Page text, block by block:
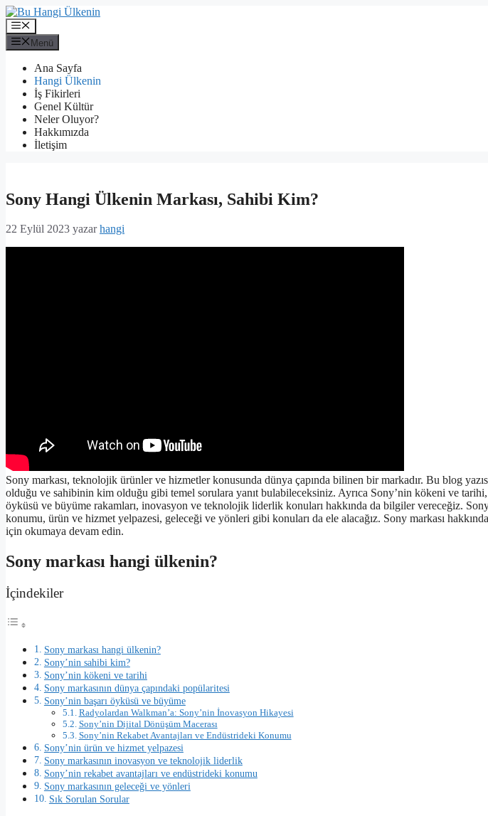
İçeriğe
atla
Menü
Menü
Ana Sayfa
Hangi Ülkenin
İş Fikirleri
Genel Kültür
Neler Oluyor?
Hakkımızda
İletişim
Sony Hangi Ülkenin Markası, Sahibi Kim?
22 Eylül 2023 yazarhangi
Sony markası, teknolojik ürünler ve hizmetler konusunda dünya çapında bilinen bir markadır. Bu blog
olduğu ve sahibinin kim olduğu gibi temel sorulara yanıt bulabileceksiniz. Ayrıca Sony’nin kökeni ve tarihi,
öyküsü ve büyüme rakamları, inovasyon ve teknolojik liderlik konuları hakkında da bilgiler vereceğiz.
konumu, ürün ve hizmet yelpazesi, geleceği ve yönleri gibi konuları da ele alacağız. Sony markası
için okumaya devam edin.
Sony markası hangi ülkenin?
İçindekiler
Sony markası hangi ülkenin?
Sony’nin sahibi kim?
Sony’nin kökeni ve tarihi
Sony markasının dünya çapındaki popülaritesi
Sony’nin başarı öyküsü ve büyüme
Radyolardan Walkman’a: Sony’nin İnovasyon Hikayesi
Sony’nin Dijital Dönüşüm Macerası
Sony’nin Rekabet Avantajları ve Endüstrideki Konumu
Sony’nin ürün ve hizmet yelpazesi
Sony markasının inovasyon ve teknolojik liderlik
Sony’nin rekabet avantajları ve endüstrideki konumu
Sony markasının geleceği ve yönleri
Sık Sorulan Sorular